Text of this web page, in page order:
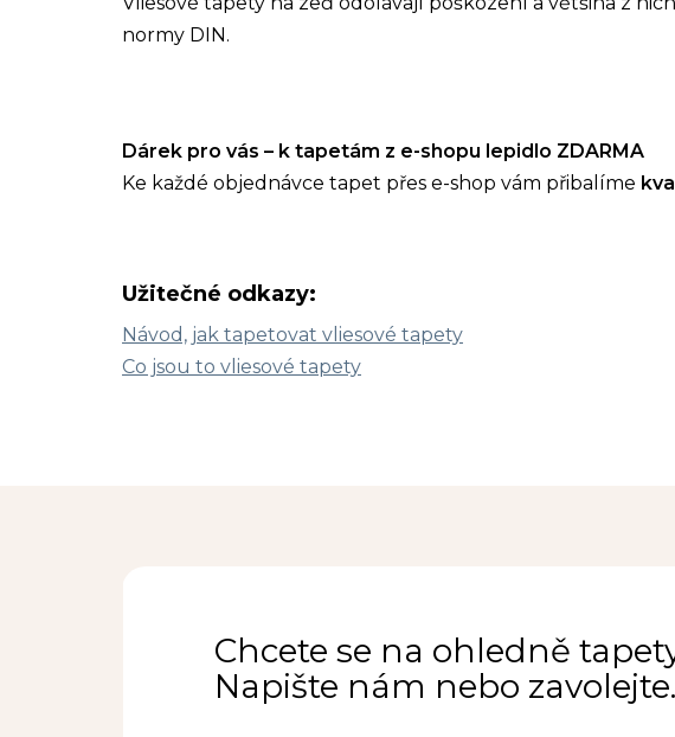
normy DIN.
Dárek pro vás – k tapetám z e-shopu lepidlo ZDARMA
Ke každé objednávce tapet přes e-shop vám přibalíme
Užitečné odkazy:
Návod, jak tapetovat vliesové tapety
Co jsou to vliesové tapety
Chcete se na ohledně
Napište nám nebo zavolejte.